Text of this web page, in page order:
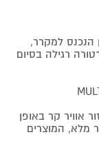
הנכנס למקרר,
רגילה בסיום
אוויר קר באופן
מלא, המוצרים